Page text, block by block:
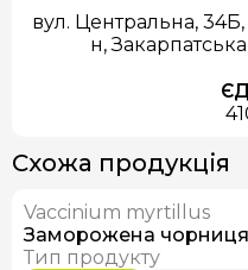
вул. Центральна, 34Б,
н,
Схожа продукція
В наявності
Vaccinium myrtillus
Заморожена чорниця
Тип продукту